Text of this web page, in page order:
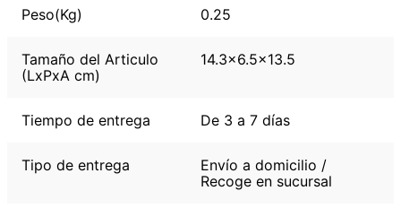
Peso(Kg) 0.25
Tamaño del Articulo
(LxPxA cm)
14.3x6.5x13.5
Tiempo de entrega De 3 a 7 días
Tipo de entrega
Envío a domicilio /
Recoge en sucursal